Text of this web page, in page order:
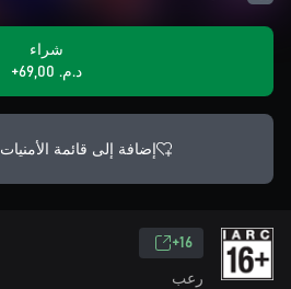
شراء
د.م.‏ 69,00+
إضافة إلى قائمة الأمنيات
16+
رعب